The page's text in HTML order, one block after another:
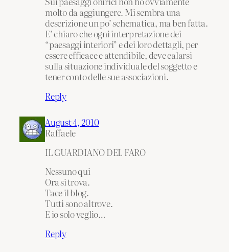
molto da aggiungere. Mi sembra una
descrizione un po’ schematica, ma ben fatta.
E’ chiaro che ogni interpretazione dei
“paesaggi interiori” e dei loro dettagli, per
essere efficace e attendibile, deve calarsi
sulla situazione individuale del soggetto e
tener conto delle sue associazioni.
Reply
August 4, 2010
Raffaele
IL GUARDIANO DEL FARO
Nessuno qui
Ora si trova.
Tace il blog.
Tutti sono altrove.
E io solo veglio…
Reply